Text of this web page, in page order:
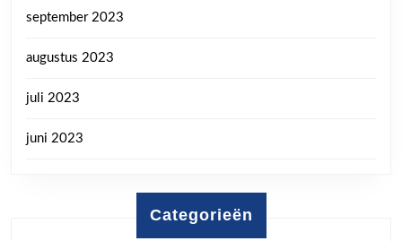
september 2023
augustus 2023
juli 2023
juni 2023
Categorieën